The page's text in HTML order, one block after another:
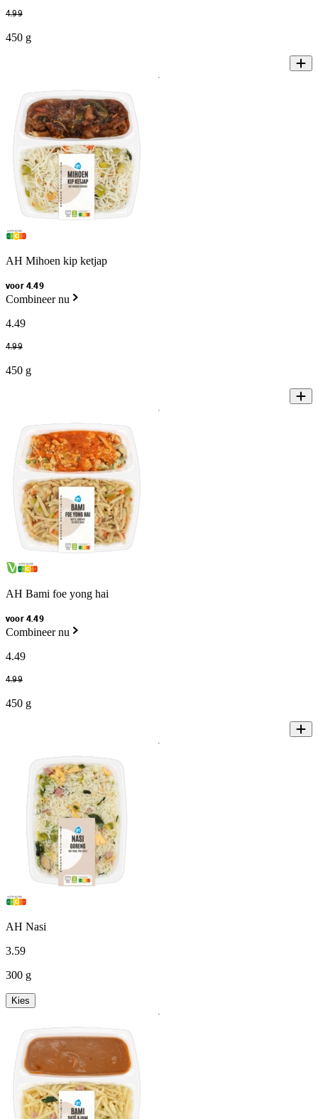
4.99
450 g
AH Mihoen kip ketjap
voor 4.49
Combineer nu
4.49
4.99
450 g
AH Bami foe yong hai
voor 4.49
Combineer nu
4.49
4.99
450 g
AH Nasi
3.59
300 g
Kies